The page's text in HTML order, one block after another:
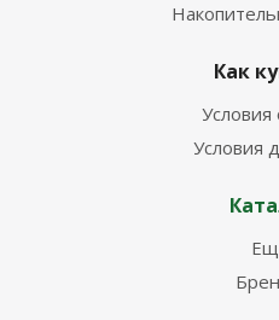
Как
Условия
Условия